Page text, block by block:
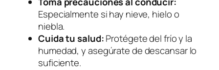
Especialmente si hay nieve, hielo o
niebla.
Cuida tu salud:Protégete del frío y la
humedad, y asegúrate de descansar lo
suficiente.